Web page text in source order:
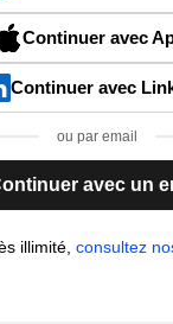
Continuer avec
Continuer avec
ou par email
avec un
illimité, consultez